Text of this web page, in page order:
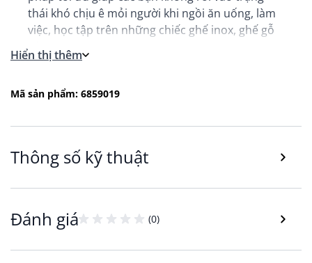
thái khó chịu ê mỏi người khi ngồi ăn uống, làm
việc, học tập trên những chiếc ghế inox, ghế gỗ
Hiển thị thêm
Mã sản phẩm: 6859019
Thông số kỹ thuật
Đánh giá (0)